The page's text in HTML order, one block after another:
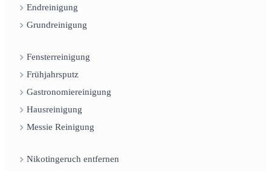
Endreinigung
Grundreinigung
Fensterreinigung
Frühjahrsputz
Gastronomiereinigung
Hausreinigung
Messie Reinigung
Nikotingeruch entfernen